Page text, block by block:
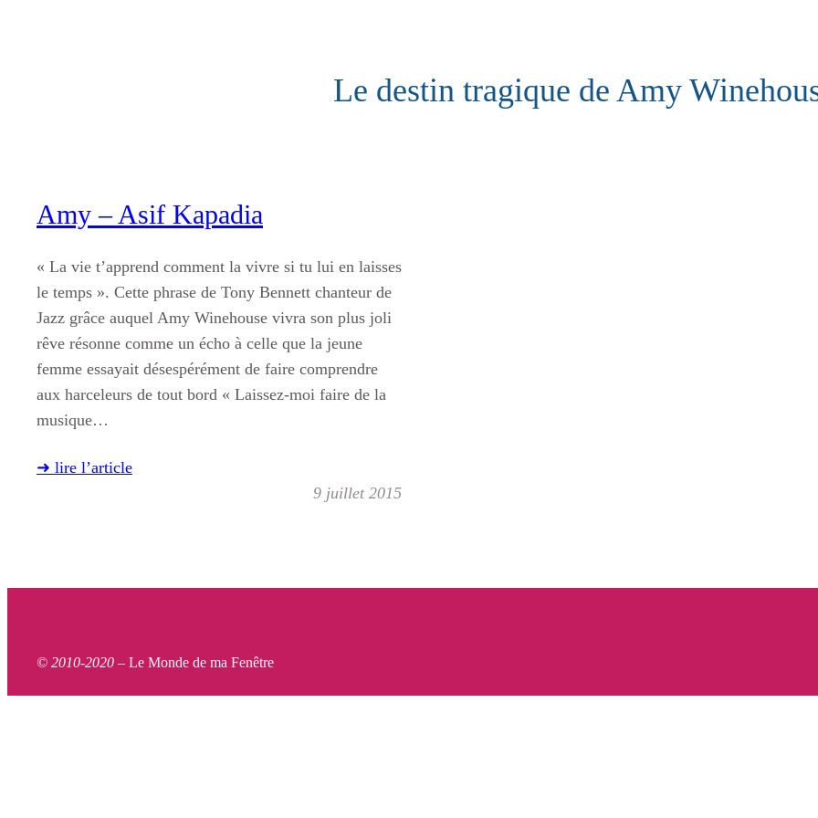
Le destin tragique de Amy
Amy – Asif Kapadia
« La vie t’apprend comment la vivre si tu lui en laisses
le temps ». Cette phrase de Tony Bennett chanteur de
Jazz grâce auquel Amy Winehouse vivra son plus joli
rêve résonne comme un écho à celle que la jeune
femme essayait désespérément de faire comprendre
aux harceleurs de tout bord « Laissez-moi faire de la
musique…
➜ lire l’article
9 juillet 2015
© 2010-2020 – Le Monde de ma Fenêtre